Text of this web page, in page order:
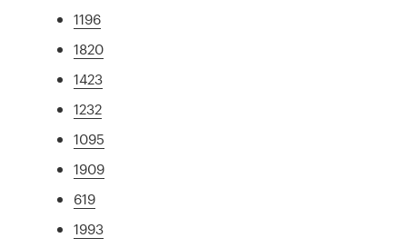
1196
1820
1423
1232
1095
1909
619
1993